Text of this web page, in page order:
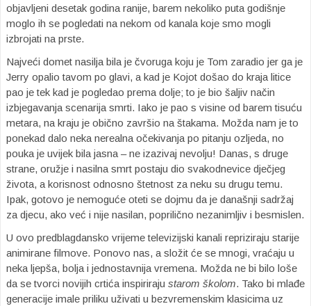
objavljeni desetak godina ranije, barem nekoliko puta godišnje
moglo ih se pogledati na nekom od kanala koje smo mogli
izbrojati na prste.
Najveći domet nasilja bila je čvoruga koju je Tom zaradio jer ga je
Jerry opalio tavom po glavi, a kad je Kojot došao do kraja litice
pao je tek kad je pogledao prema dolje; to je bio šaljiv način
izbjegavanja scenarija smrti. Iako je pao s visine od barem tisuću
metara, na kraju je obično završio na štakama. Možda nam je to
ponekad dalo neka nerealna očekivanja po pitanju ozljeda, no
pouka je uvijek bila jasna – ne izazivaj nevolju! Danas, s druge
strane, oružje i nasilna smrt postaju dio svakodnevice dječjeg
života, a korisnost odnosno štetnost za neku su drugu temu.
Ipak, gotovo je nemoguće oteti se dojmu da je današnji sadržaj
za djecu, ako već i nije nasilan, poprilično nezanimljiv i besmislen.
U ovo predblagdansko vrijeme televizijski kanali repriziraju starije
animirane filmove. Ponovo nas, a složit će se mnogi, vraćaju u
neka ljepša, bolja i jednostavnija vremena. Možda ne bi bilo loše
da se tvorci novijih crtića inspiriraju starom školom. Tako bi mlađe
generacije imale priliku uživati u bezvremenskim klasicima uz